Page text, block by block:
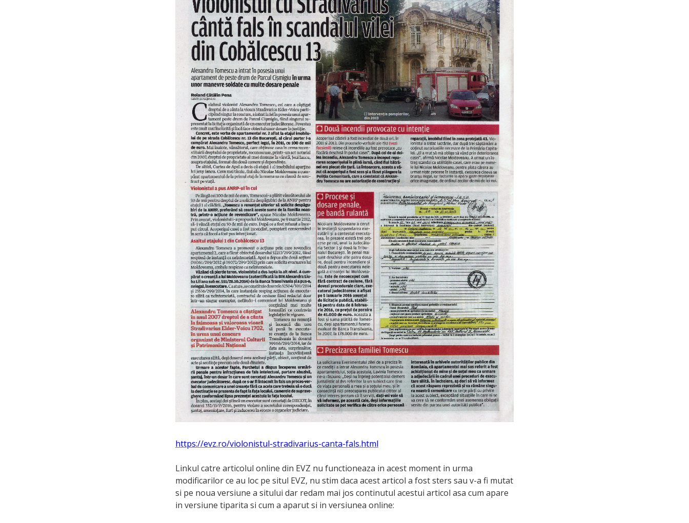
https://evz.ro/violonistul-stradivarius-canta-fals.html
Linkul catre articolul online din EVZ nu functioneaza in acest moment in urma
modificarilor ce au loc pe situl EVZ, nu stim daca acest articol a fost sters sau v-a fi mutat
si pe noua versiune a sitului dar redam mai jos continutul acestui articol asa cum apare
in versiune tiparita si cum a aparut si in versiunea online: